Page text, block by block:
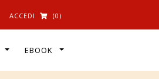
ACCEDI (0)
EBOOK